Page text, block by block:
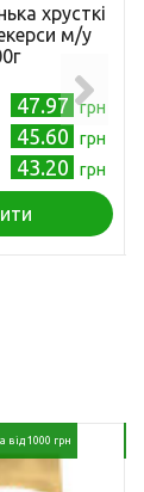
хрусткі
м/у
47.97 грн
45.60 грн
43.20 грн
від 1000 грн